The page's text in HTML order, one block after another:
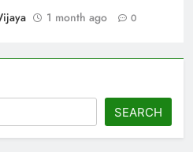
1 month ago 0
SEARCH